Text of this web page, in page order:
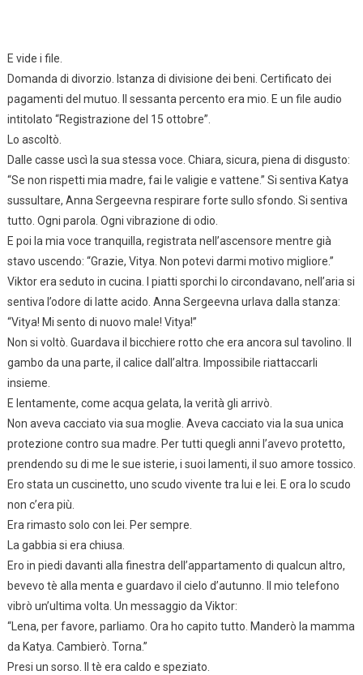
E vide i file.
Domanda di divorzio. Istanza di divisione dei beni. Certificato dei
pagamenti del mutuo. Il sessanta percento era mio. E un file audio
intitolato “Registrazione del 15 ottobre”.
Lo ascoltò.
Dalle casse uscì la sua stessa voce. Chiara, sicura, piena di disgusto:
“Se non rispetti mia madre, fai le valigie e vattene.” Si sentiva Katya
sussultare, Anna Sergeevna respirare forte sullo sfondo. Si sentiva
tutto. Ogni parola. Ogni vibrazione di odio.
E poi la mia voce tranquilla, registrata nell’ascensore mentre già
stavo uscendo: “Grazie, Vitya. Non potevi darmi motivo migliore.”
Viktor era seduto in cucina. I piatti sporchi lo circondavano, nell’aria si
sentiva l’odore di latte acido. Anna Sergeevna urlava dalla stanza:
“Vitya! Mi sento di nuovo male! Vitya!”
Non si voltò. Guardava il bicchiere rotto che era ancora sul tavolino. Il
gambo da una parte, il calice dall’altra. Impossibile riattaccarli
insieme.
E lentamente, come acqua gelata, la verità gli arrivò.
Non aveva cacciato via sua moglie. Aveva cacciato via la sua unica
protezione contro sua madre. Per tutti quegli anni l’avevo protetto,
prendendo su di me le sue isterie, i suoi lamenti, il suo amore tossico.
Ero stata un cuscinetto, uno scudo vivente tra lui e lei. E ora lo scudo
non c’era più.
Era rimasto solo con lei. Per sempre.
La gabbia si era chiusa.
Ero in piedi davanti alla finestra dell’appartamento di qualcun altro,
bevevo tè alla menta e guardavo il cielo d’autunno. Il mio telefono
vibrò un’ultima volta. Un messaggio da Viktor:
“Lena, per favore, parliamo. Ora ho capito tutto. Manderò la mamma
da Katya. Cambierò. Torna.”
Presi un sorso. Il tè era caldo e speziato.